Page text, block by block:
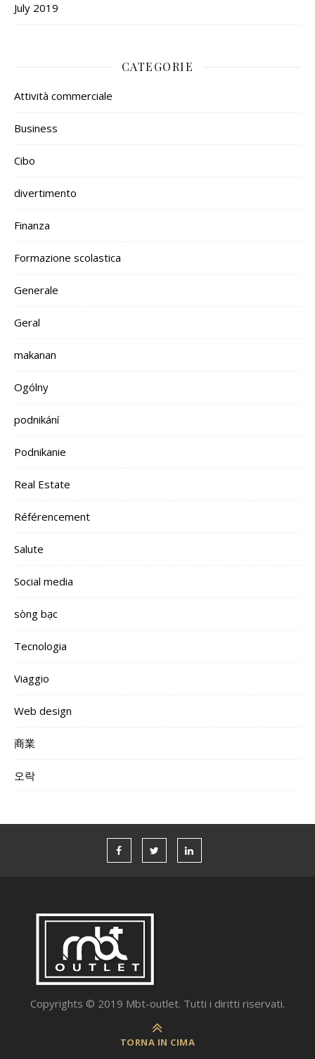
July 2019
CATEGORIE
Attività commerciale
Business
Cibo
divertimento
Finanza
Formazione scolastica
Generale
Geral
makanan
Ogólny
podnikání
Podnikanie
Real Estate
Référencement
Salute
Social media
sòng bạc
Tecnologia
Viaggio
Web design
商業
오락
Copyrights © 2019 Mbt-outlet. Tutti i diritti riservati.
TORNA IN CIMA